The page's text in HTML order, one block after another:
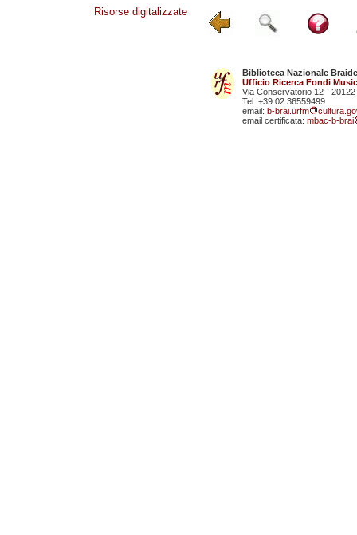
Risorse digitalizzate
Biblioteca Nazionale
Ufficio Ricerca Fondi
Via Conservatorio 12 - 20122
Tel. +39 02 36559499
email: b-brai.urfm
email certificata: mbac-b-brai